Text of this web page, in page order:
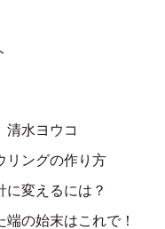
水ヨウコ
リングの作り方
に変えるには？
端の始末はこれで！